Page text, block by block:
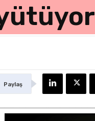
Paylaş